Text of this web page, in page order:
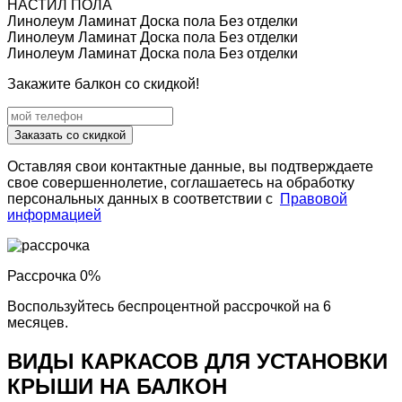
НАСТИЛ ПОЛА
Линолеум Ламинат Доска пола Без отделки
Линолеум Ламинат Доска пола Без отделки
Линолеум Ламинат Доска пола Без отделки
Закажите балкон со скидкой!
Заказать со скидкой
Оставляя свои контактные данные, вы подтверждаете
свое совершеннолетие, соглашаетесь на обработку
персональных данных в соответствии с Правовой
информацией
Рассрочка 0%
Воспользуйтесь беспроцентной рассрочкой на 6
месяцев.
ВИДЫ КАРКАСОВ ДЛЯ УСТАНОВКИ
КРЫШИ НА БАЛКОН